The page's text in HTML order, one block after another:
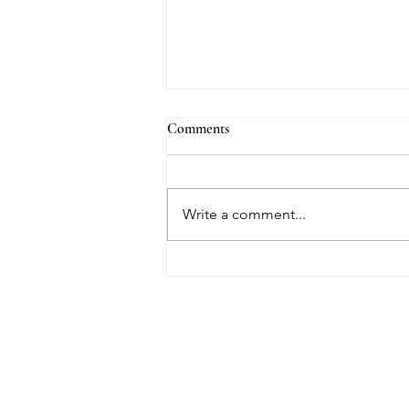
Comments
Write a comment...